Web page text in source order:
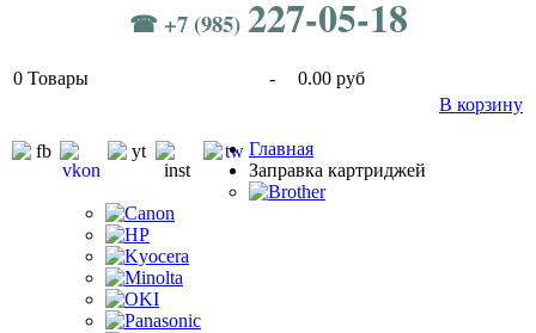
☎ +7 (985) 227-05-18
0 Товары -
0.00 руб
В корзину
Главная
Заправка картриджей